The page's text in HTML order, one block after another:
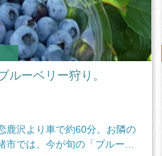
ルーベリー狩り。
鹿沢より車で約60分。お隣の
市では、今が旬の「ブルーベ